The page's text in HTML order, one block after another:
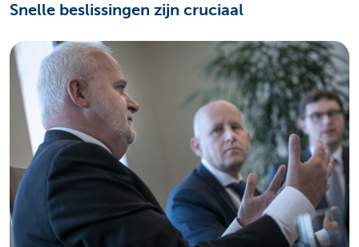
Snelle beslissingen zijn cruciaal